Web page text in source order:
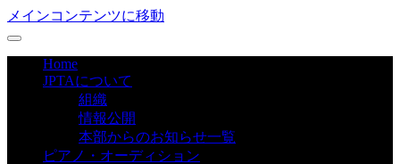
メインコンテンツに移動
Home
JPTAについて
組織
情報公開
本部からのお知らせ一覧
ピアノ・オーディション